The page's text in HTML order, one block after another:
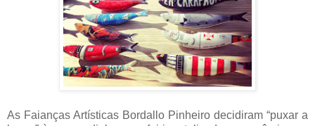
As Faianças Artísticas Bordallo Pinheiro decidiram “puxar a